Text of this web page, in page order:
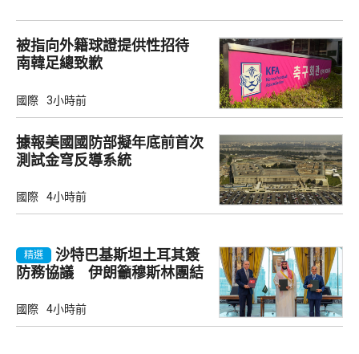
被指向外籍球證提供性招待
南韓足總致歉
國際 3小時前
據報美國國防部擬年底前首次
測試金穹反導系統
國際 4小時前
精選
沙特巴基斯坦土耳其簽
防務協議 伊朗籲穆斯林團結
國際 4小時前